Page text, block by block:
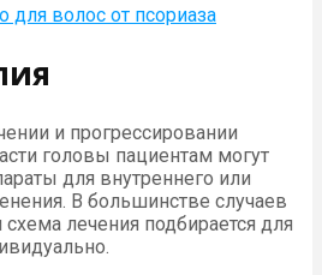
и прогрессировании
головы пациентам могут
для внутреннего или
В большинстве случаев
лечения подбирается для